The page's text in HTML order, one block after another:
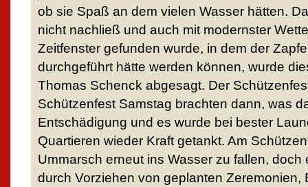
ob sie Spaß an dem vielen Wasser hätten.
nicht nachließ und auch mit modernster
Zeitfenster gefunden wurde, in dem der
durchgeführt hätte werden können, wurde
Thomas Schenck abgesagt. Der
Schützenfest Samstag brachten dann, was
Entschädigung und es wurde bei bester
Quartieren wieder Kraft getankt. Am
Ummarsch erneut ins Wasser zu fallen,
durch Vorziehen von geplanten Zeremonien,